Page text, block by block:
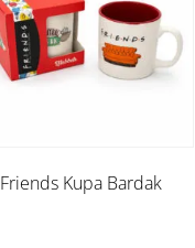
Friends Kupa Bardak